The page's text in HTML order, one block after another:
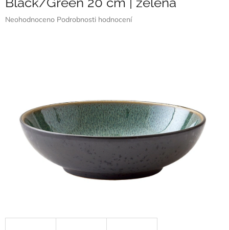
Průměrné
Neohodnoceno Podrobnosti hodnocení